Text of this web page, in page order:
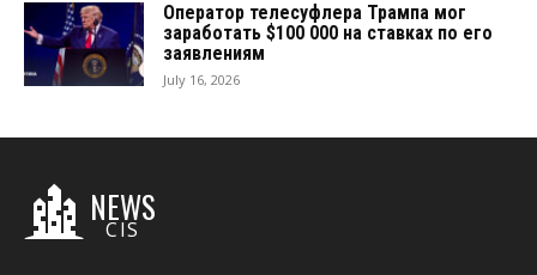
Оператор телесуфлера Трампа мог
заработать $100 000 на ставках по его
заявлениям
July 16, 2026
NEWS
CIS